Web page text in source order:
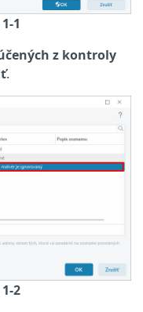
1
z kontroly
.
2